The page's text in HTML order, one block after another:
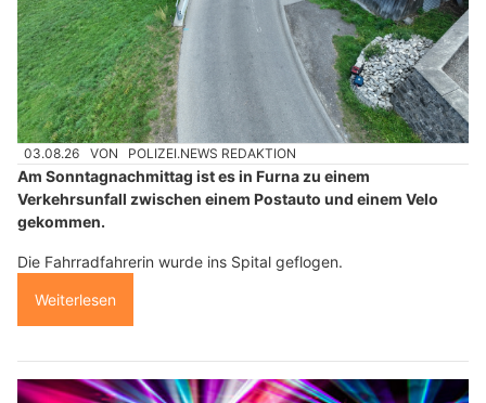
03.08.26 VON POLIZEI.NEWS REDAKTION
Am Sonntagnachmittag ist es in Furna zu einem
Verkehrsunfall zwischen einem Postauto und einem Velo
gekommen.
Die Fahrradfahrerin wurde ins Spital geflogen.
Weiterlesen